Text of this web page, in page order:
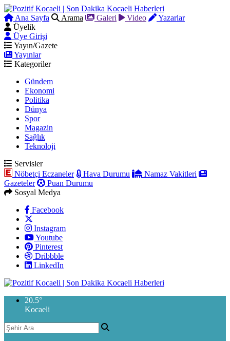
Ana Sayfa Arama Galeri Video
Yazarlar
Üyelik
Üye Girişi
Yayın/Gazete
Yayınlar
Kategoriler
Gündem
Ekonomi
Politika
Dünya
Spor
Magazin
Sağlık
Teknoloji
Servisler
Nöbetçi Eczaneler
Hava Durumu
Namaz Vakitleri
Gazeteler
Puan Durumu
Sosyal Medya
Facebook
Instagram
Youtube
Pinterest
Dribbble
LinkedIn
20.5°
Kocaeli